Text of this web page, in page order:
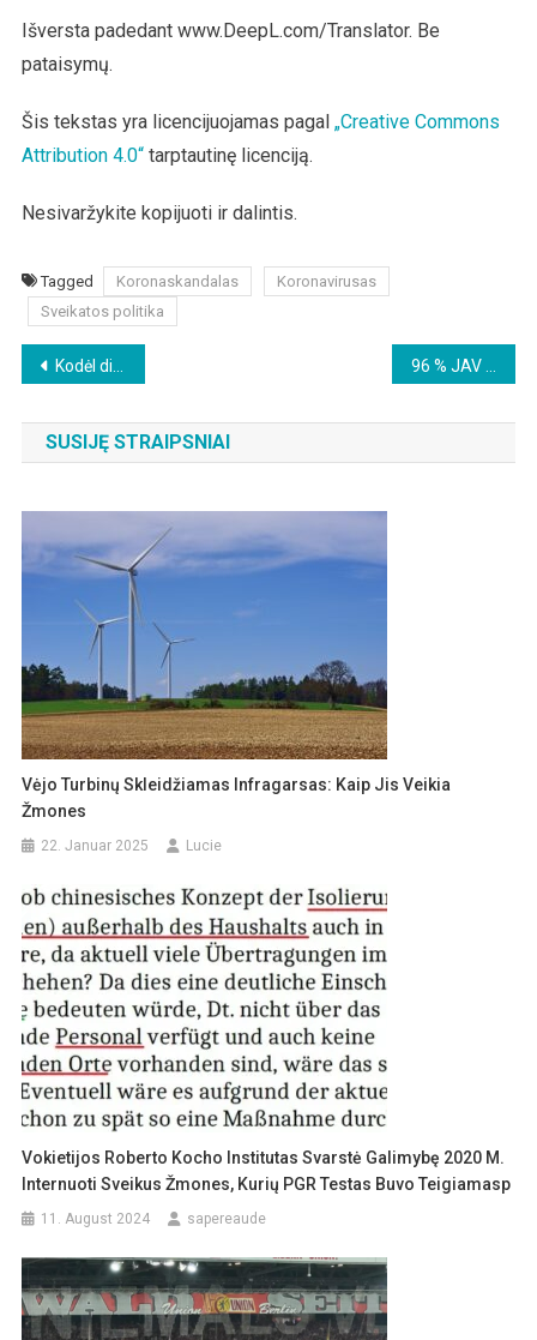
Išversta padedant www.DeepL.com/Translator. Be
pataisymų.
Šis tekstas yra licencijuojamas pagal „Creative Commons
Attribution 4.0“tarptautinę licenciją.
Nesivaržykite kopijuoti ir dalintis.
Tagged Koronaskandalas
Koronavirusas
Sveikatos politika
Beitragsnavigation
Kodėl didžiuosiuose Vokietijos miestuose sparčiai didėja nuomos kainos?
SUSIJĘ STRAIPSNIAI
Vėjo Turbinų Skleidžiamas Infragarsas: Kaip Jis Veikia
Žmones
22. Januar 2025 Lucie
Vokietijos Roberto Kocho Institutas Svarstė Galimybę 2020 M.
Internuoti Sveikus Žmones, Kurių PGR Testas Buvo Teigiamasp
11. August 2024 sapereaude